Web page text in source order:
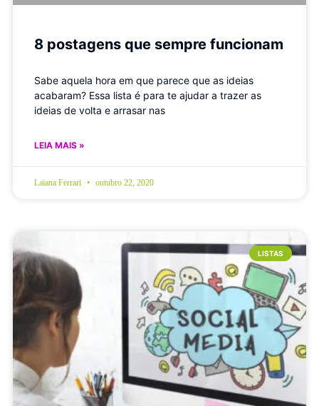
8 postagens que sempre funcionam
Sabe aquela hora em que parece que as ideias
acabaram? Essa lista é para te ajudar a trazer as
ideias de volta e arrasar nas
LEIA MAIS »
Laiana Ferrari outubro 22, 2020
LISTAS